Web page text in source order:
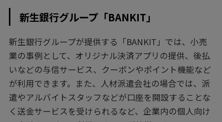
新生銀行グループ「BANKIT」
新生銀行グループが提供する「BANKIT」では、小売
業の事例として、オリジナル決済アプリの提供、後払
いなどの与信サービス、クーポンやポイント機能など
が利用できます。また、人材派遣会社の場合では、派
遣やアルバイトスタッフなどが口座を開設することな
く送金サービスを受けられるなど、企業内の個人向け